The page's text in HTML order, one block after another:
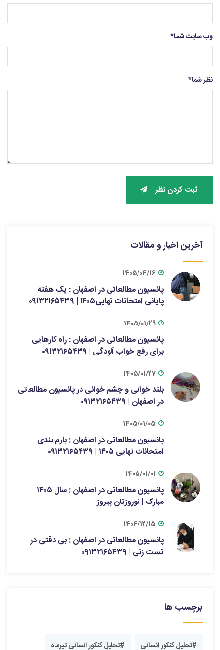
وب سایت شما*
نظر شما*
ثبت کردن نظر
آخرین اخبار و مقالات
1405/04/16
پانسیون مطالعاتی در اصفهان : یک هفته
پایانی امتحانات نهایی۱۴۰۵ | ۰۹۱۳۲۱۶۵۴۳۹
1405/01/29
پانسیون مطالعاتی در اصفهان : راه کارهایی
برای رفع خواب آلودگی | ۰۹۱۳۲۱۶۵۴۳۹
1405/01/27
بلند خوانی و چشم خوانی در پانسیون مطالعاتی
در اصفهان | ۰۹۱۳۲۱۶۵۴۳۹
1405/01/05
پانسیون مطالعاتی در اصفهان : بارم بندی
امتحانات نهایی ۱۴۰۵ | ۰۹۱۳۲۱۶۵۴۳۹
1405/01/01
پانسیون مطالعاتی در اصفهان : سال ۱۴۰۵
مبارک | نوروزتان پیروز
1404/12/15
پانسیون مطالعاتی در اصفهان : بی دقتی در
تست زنی | ۰۹۱۳۲۱۶۵۴۳۹
برچسب ها
#تحلیل کنکور انسانی #تحلیل کنکور انسانی تیرماه